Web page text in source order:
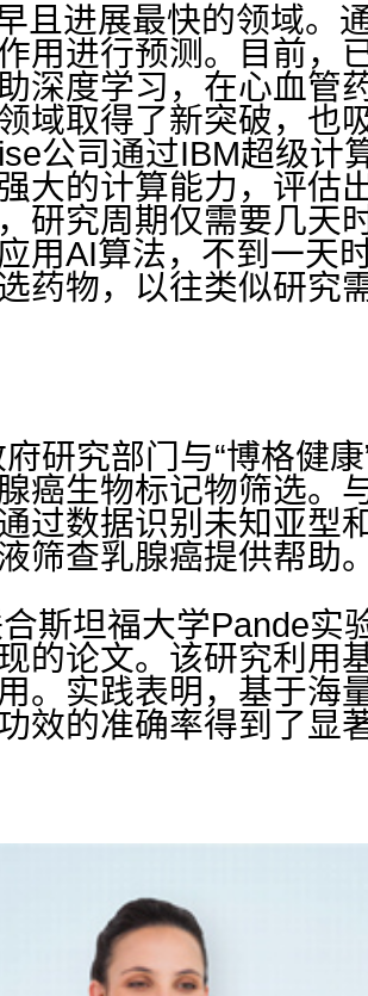
且进展最快的领域。
用进行预测。目前，
深度学习，在心血管
域取得了新突破，也
公司通过IBM超级计
大的计算能力，评估
研究周期仅需要几天
用AI算法，不到一天
药物，以往类似研究
研究部门与“博格健
癌生物标记物筛选。
过数据识别未知亚型
筛查乳腺癌提供帮助。
斯坦福大学Pande实
的论文。该研究利用
。实践表明，基于海
效的准确率得到了显